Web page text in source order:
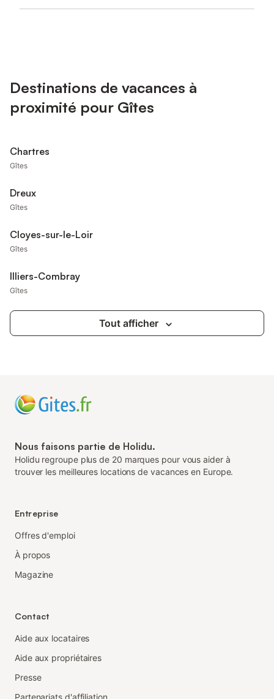
Destinations de vacances à
proximité pour Gîtes
Chartres
Gîtes
Dreux
Gîtes
Cloyes-sur-le-Loir
Gîtes
Illiers-Combray
Gîtes
Tout afficher
Nous faisons partie de Holidu.
Holidu regroupe plus de 20 marques pour vous aider à
trouver les meilleures locations de vacances en Europe.
Entreprise
Offres d'emploi
À propos
Magazine
Contact
Aide aux locataires
Aide aux propriétaires
Presse
Partenariats d'affiliation